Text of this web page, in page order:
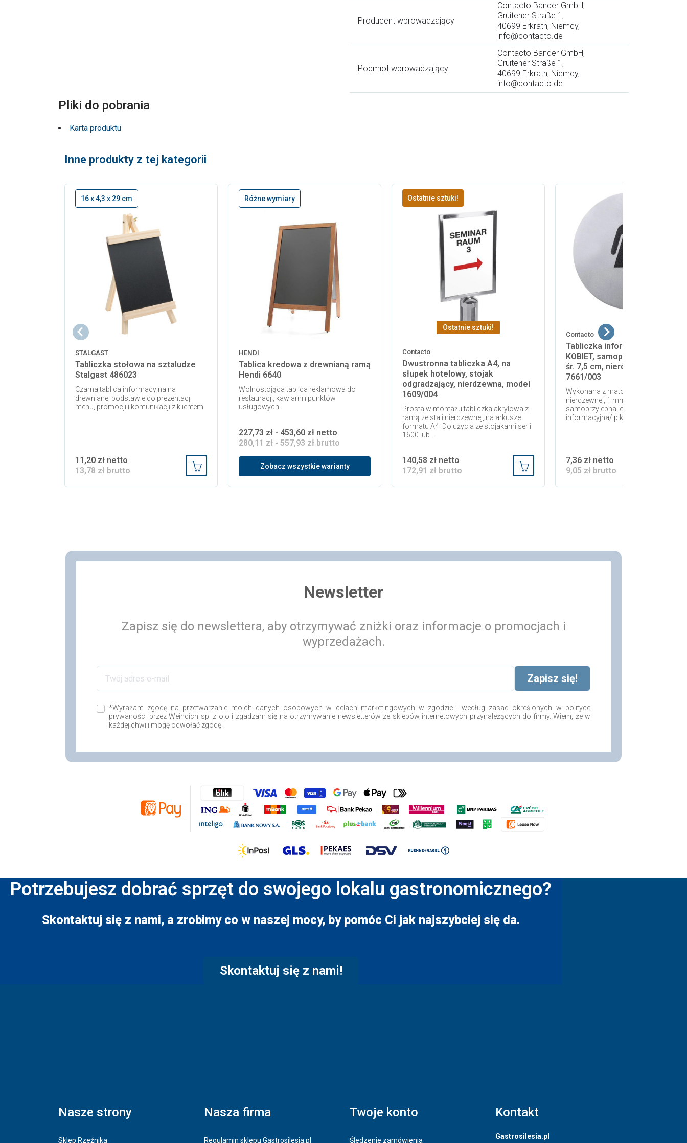
Producent wprowadzający
Contacto Bander GmbH,
Gruitener Straße 1,
40699 Erkrath, Niemcy,
info@contacto.de
Podmiot wprowadzający
Contacto Bander GmbH,
Gruitener Straße 1,
40699 Erkrath, Niemcy,
info@contacto.de
Pliki do pobrania
Karta produktu
Inne produkty z tej kategorii
16 x 4,3 x 29 cm
STALGAST
Tabliczka stołowa na sztaludze
Stalgast 486023
Czarna tablica informacyjna na
drewnianej podstawie do prezentacji
menu, promocji i komunikacji z klientem
11,20 zł netto
13,78 zł brutto
Różne wymiary
HENDI
Tablica kredowa z drewnianą ramą
Hendi 6640
Wolnostojąca tablica reklamowa do
restauracji, kawiarni i punktów
usługowych
227,73 zł - 453,60 zł netto
280,11 zł - 557,93 zł brutto
Zobacz wszystkie warianty
Ostatnie sztuki!
Ostatnie sztuki!
Contacto
Dwustronna tabliczka A4, na
słupek hotelowy, stojak
odgradzający, nierdzewna, model
1609/004
Prosta w montażu tabliczka akrylowa z
ramą ze stali nierdzewnej, na arkusze
formatu A4. Do użycia ze stojakami serii
1600 lub...
140,58 zł netto
172,91 zł brutto
Contacto
Tabliczka informacyjna DLA
KOBIET, samoprzylepna,
śr. 7,5 cm, nierdzewna, model
7661/003
Wykonana z matowopolerowanej
nierdzewnej, 1 mm grubości,
samoprzylepna, okrągła tabliczka
informacyjna/ piktogram DLA PAŃ.
7,36 zł netto
9,05 zł brutto
Newsletter
Zapisz się do newslettera, aby otrzymywać zniżki oraz informacje o promocjach i
wyprzedażach.
*Wyrażam zgodę na przetwarzanie moich danych osobowych w celach marketingowych w zgodzie i według zasad określonych w polityce
prywaności przez Weindich sp. z o.o i zgadzam się na otrzymywanie newsletterów ze sklepów internetowych przynależących do firmy. Wiem, że w
każdej chwili mogę odwołać zgodę.
Potrzebujesz dobrać sprzęt do swojego lokalu gastronomicznego?
Skontaktuj się z nami, a zrobimy co w naszej mocy, by pomóc Ci jak najszybciej się da.
Skontaktuj się z nami!
Nasze strony
Sklep Rzeźnika
Nasza firma
Regulamin sklepu Gastrosilesia.pl
Twoje konto
Śledzenie zamówienia
Kontakt
Gastrosilesia.pl